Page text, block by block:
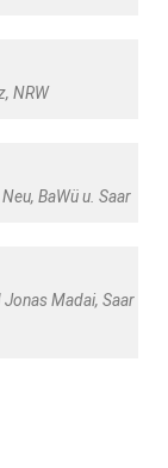
NRW
BaWü u. Saar
Madai, Saar